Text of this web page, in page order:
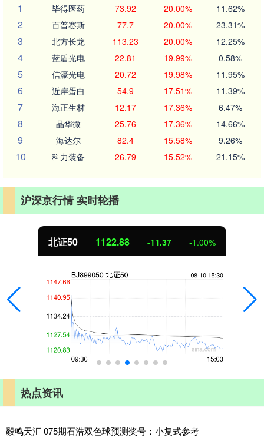
1
毕得医药 73.92 20.00% 11.62%
2 百普赛斯 77.7 20.00% 23.31%
3 北方长龙 113.23 20.00% 12.25%
4 蓝盾光电 22.81 19.99% 0.58%
5 信濠光电 20.72 19.98% 11.95%
6 近岸蛋白 54.9 17.51% 11.39%
7 海正生材 12.17 17.36% 6.47%
8 晶华微 25.76 17.36% 14.66%
9 海达尔 82.4 15.58% 9.26%
10 科力装备 26.79 15.52% 21.15%
沪深京行情 实时轮播
创业板指 3537.21 -25.90 -0.73%
热点资讯
毅鸣天汇 075期石浩双色球预测奖号：小复式参考